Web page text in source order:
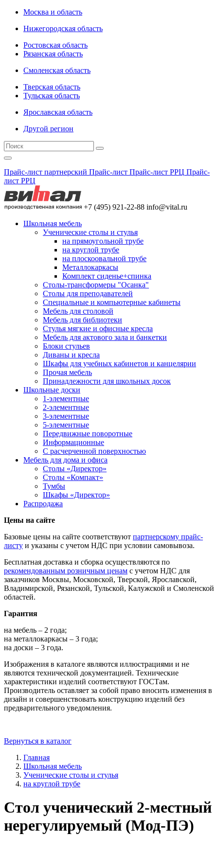
Москва и область
Нижегородская область
Ростовская область
Рязанская область
Смоленская область
Тверская область
Тульская область
Ярославская область
Другой регион
Прайс-лист партнерский Прайс-лист Прайс-лист РРЦ Прайс-
лист РРЦ
+7 (495) 921-22-88 info@vital.ru
Школьная мебель
Ученические столы и стулья
на прямоугольной трубе
на круглой трубе
на плоскоовальной трубе
Металлокаркасы
Комплект сиденье+спинка
Столы-трансформеры "Осанка"
Столы для преподавателей
Специальные и компьютерные кабинеты
Мебель для столовой
Мебель для библиотеки
Стулья мягкие и офисные кресла
Мебель для актового зала и банкетки
Блоки стульев
Диваны и кресла
Шкафы для учебных кабинетов и канцелярии
Прочая мебель
Принадлежности для школьных досок
Школьные доски
1-элементные
2-элементные
3-элементные
5-элементные
Передвижные поворотные
Информационные
С расчерченной поверхностью
Мебель для дома и офиса
Столы «Директор»
Столы «Компакт»
Тумбы
Шкафы «Директор»
Распродажа
Цены на сайте
Базовые цены на сайте соответствуют партнерскому прайс-
листу и указаны с учетом НДС при условии самовывоза.
Бесплатная доставка и сборка осуществляются по
рекомендованным розничным ценам с учетом НДС для
заказчиков Москвы, Московской, Тверской, Ярославской,
Владимирской, Рязанской, Тульской, Калужской и Смоленской
областей.
Гарантия
на мебель – 2 года;
на металлокаркасы – 3 года;
на доски – 3 года.
Изображения в каталоге являются иллюстрациями и не
являются технической документацией. Технические
характеристики изделий соответствуют ГОСТам.
Производитель оставляет за собой право вносить изменения в
дизайн и совершенствовать конструкцию изделий без
предварительного уведомления.
Вернуться в каталог
Главная
Школьная мебель
Ученические столы и стулья
на круглой трубе
Стол ученический 2-местный
нерегулируемый (Мод-ПЭ)